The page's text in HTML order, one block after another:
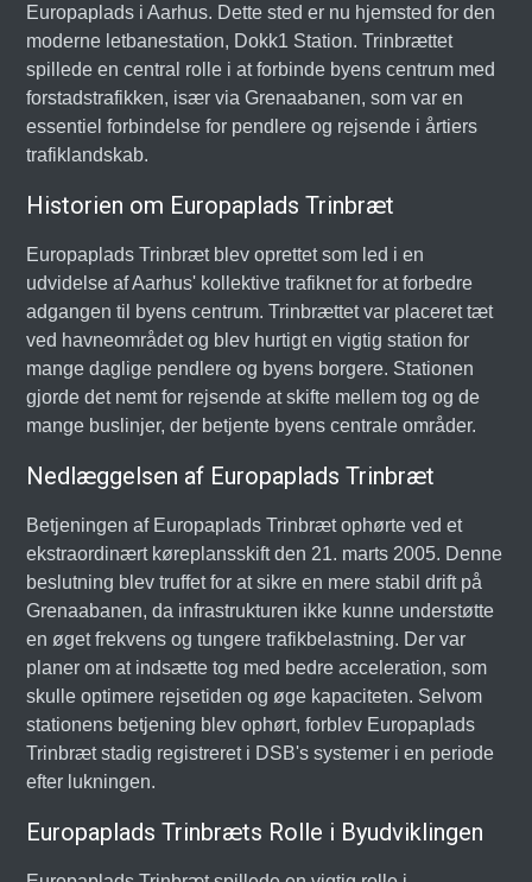
Europaplads i Aarhus. Dette sted er nu hjemsted for den
moderne letbanestation, Dokk1 Station. Trinbrættet
spillede en central rolle i at forbinde byens centrum med
forstadstrafikken, især via Grenaabanen, som var en
essentiel forbindelse for pendlere og rejsende i årtiers
trafiklandskab.
Historien om Europaplads Trinbræt
Europaplads Trinbræt blev oprettet som led i en
udvidelse af Aarhus' kollektive trafiknet for at forbedre
adgangen til byens centrum. Trinbrættet var placeret tæt
ved havneområdet og blev hurtigt en vigtig station for
mange daglige pendlere og byens borgere. Stationen
gjorde det nemt for rejsende at skifte mellem tog og de
mange buslinjer, der betjente byens centrale områder.
Nedlæggelsen af Europaplads Trinbræt
Betjeningen af Europaplads Trinbræt ophørte ved et
ekstraordinært køreplansskift den 21. marts 2005. Denne
beslutning blev truffet for at sikre en mere stabil drift på
Grenaabanen, da infrastrukturen ikke kunne understøtte
en øget frekvens og tungere trafikbelastning. Der var
planer om at indsætte tog med bedre acceleration, som
skulle optimere rejsetiden og øge kapaciteten. Selvom
stationens betjening blev ophørt, forblev Europaplads
Trinbræt stadig registreret i DSB's systemer i en periode
efter lukningen.
Europaplads Trinbræts Rolle i Byudviklingen